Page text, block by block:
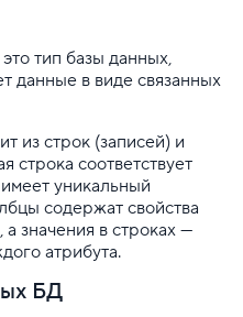
и ограничения
Server 2019. Руководство
DDoS
тип базы данных,
данные в виде связанных
из строк (записей) и
строка соответствует
уникальный
содержат свойства
значения в строках —
атрибута.
БД